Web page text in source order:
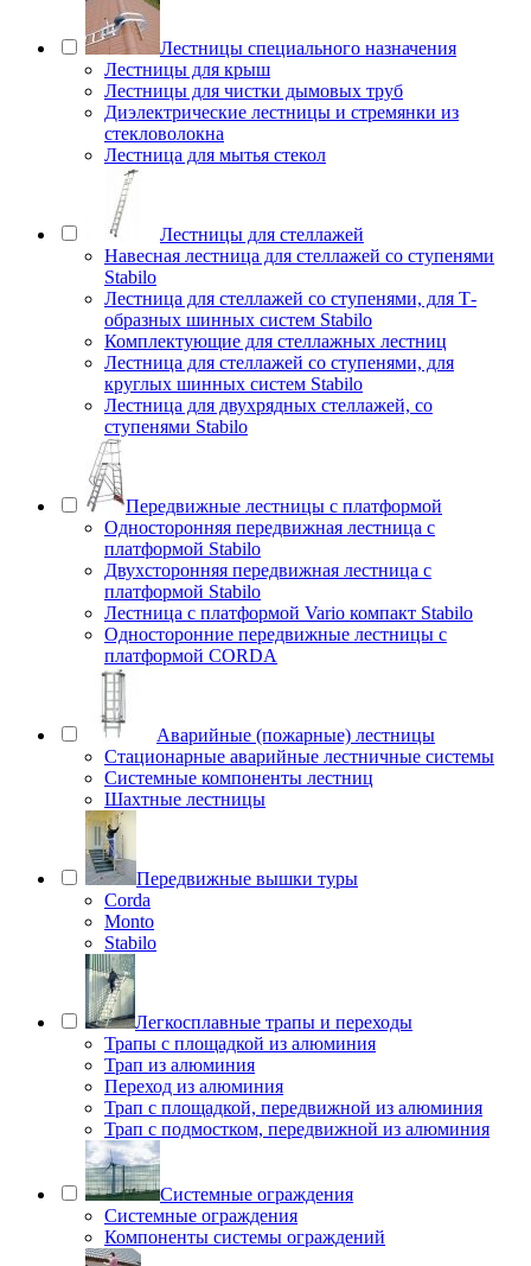
Лестницы специального назначения
Лестницы для крыш
Лестницы для чистки дымовых труб
Диэлектрические лестницы и стремянки из
стекловолокна
Лестница для мытья стекол
Лестницы для стеллажей
Навесная лестница для стеллажей со ступенями
Stabilo
Лестница для стеллажей со ступенями, для Т-
образных шинных систем Stabilo
Комплектующие для стеллажных лестниц
Лестница для стеллажей со ступенями, для
круглых шинных систем Stabilo
Лестница для двухрядных стеллажей, со
ступенями Stabilo
Передвижные лестницы с платформой
Односторонняя передвижная лестница с
платформой Stabilo
Двухсторонняя передвижная лестница с
платформой Stabilo
Лестница с платформой Vario компакт Stabilo
Односторонние передвижные лестницы с
платформой CORDA
Аварийные (пожарные) лестницы
Стационарные аварийные лестничные системы
Системные компоненты лестниц
Шахтные лестницы
Передвижные вышки туры
Corda
Monto
Stabilo
Легкосплавные трапы и переходы
Трапы с площадкой из алюминия
Трап из алюминия
Переход из алюминия
Трап с площадкой, передвижной из алюминия
Трап с подмостком, передвижной из алюминия
Системные ограждения
Системные ограждения
Компоненты системы ограждений